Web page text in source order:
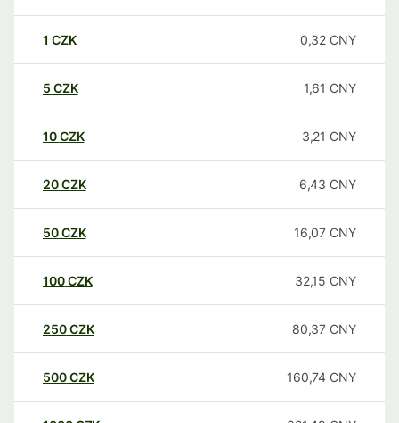
1 CZK 0,32 CNY
5 CZK 1,61 CNY
10CZK 3,21 CNY
20CZK 6,43 CNY
50CZK 16,07 CNY
100CZK 32,15 CNY
250CZK 80,37 CNY
500CZK 160,74 CNY